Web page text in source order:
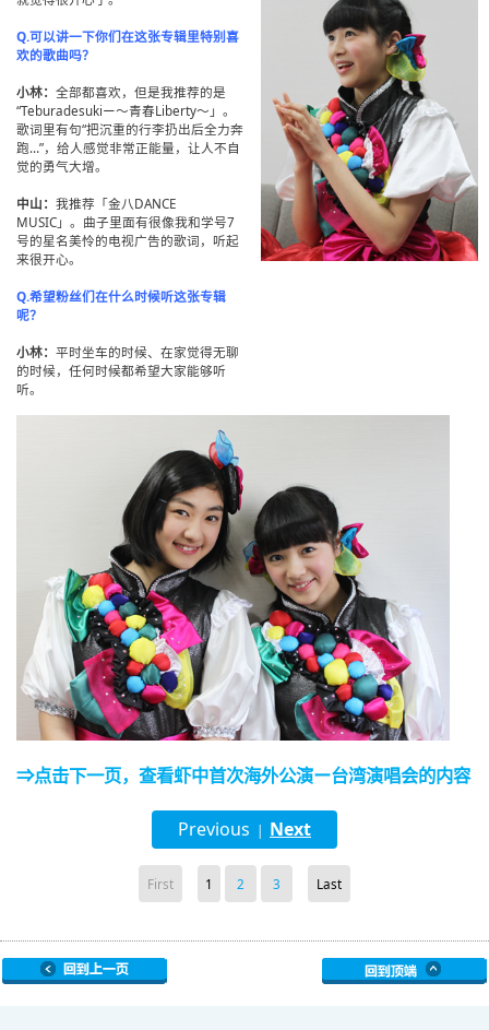
Q.可以讲一下你们在这张专辑里特别喜
欢的歌曲吗？
小林： 全部都喜欢，但是我推荐的是
“Teburadesukiー～青春Liberty～」。
歌词里有句“把沉重的行李扔出后全力奔
跑…”，给人感觉非常正能量，让人不自
觉的勇气大增。
中山： 我推荐「金八DANCE
MUSIC」。曲子里面有很像我和学号7
号的星名美怜的电视广告的歌词，听起
来很开心。
Q.希望粉丝们在什么时候听这张专辑
呢？
小林： 平时坐车的时候、在家觉得无聊
的时候，任何时候都希望大家能够听
听。
⇒点击下一页，查看虾中首次海外公演ー台湾演唱会的内容
Previous | Next
First 1 2 3 Last